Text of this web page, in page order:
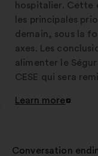
hospitalier.
les principales
demain, sous la
axes. Les
alimenter le Ségur
CESE qui sera
Learn more
Open
new
Conversation
: